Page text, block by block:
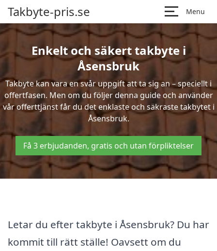
Takbyte-pris.se Menu
Enkelt och säkert takbyte i
Åsensbruk
Takbyte kan vara en svår uppgift att ta sig an – speciellt i
offertfasen. Men om du följer denna guide och använder
vår offerttjänst får du det enklaste och säkraste takbytet i
Åsensbruk.
Få 3 erbjudanden, gratis och utan förpliktelser
Letar du efter takbyte i Åsensbruk? Du har
kommit till rätt ställe! Oavsett om du